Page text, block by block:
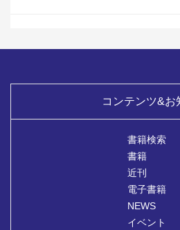
コンテンツ&お
書籍検索
書籍
近刊
電子書籍
NEWS
イベント